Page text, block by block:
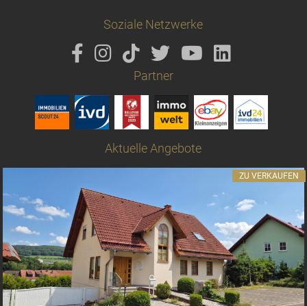
Soziale Netzwerke
Partner
Aktuelle Angebote
ZU VERKAUFEN